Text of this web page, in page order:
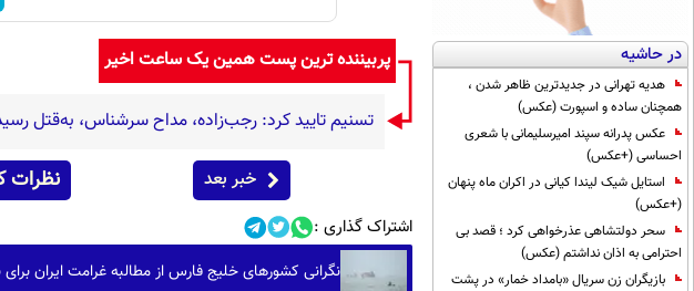
در حاشیه
هدیه تهرانی در جدیدترین ظاهر شدن ،
همچنان ساده و اسپورت (عکس)
عکس پدرانه سپند امیرسلیمانی با شعری
احساسی (+عکس)
استایل شیک لیندا کیانی در اکران ماه پنهان
(+عکس)
سحر دولتشاهی عذرخواهی کرد ؛ قصد بی
احترامی به اذان نداشتم (عکس)
بازیگران زن سریال «بامداد خمار» در پشت
پربیننده ترین پست همین یک ساعت اخیر
تسنیم تایید کرد: رجب‌زاده، مداح سرشناس، به‌قتل
خبر بعد نظرات
اشتراک گذاری :
نگرانی کشورهای خلیج فارس از مطالبه غرامت ایران